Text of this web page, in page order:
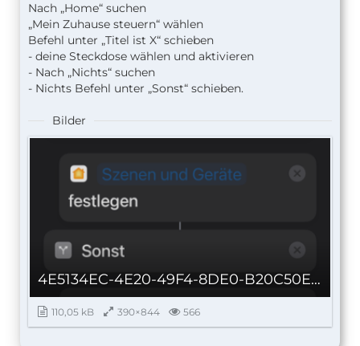
Nach „Home“ suchen
„Mein Zuhause steuern“ wählen
Befehl unter „Titel ist X“ schieben
- deine Steckdose wählen und aktivieren
- Nach „Nichts“ suchen
- Nichts Befehl unter „Sonst“ schieben.
Bilder
4E5134EC-4E20-49F4-8DE0-B20C50EBC90D_autoscaled.png
110,05 kB 390×844 566